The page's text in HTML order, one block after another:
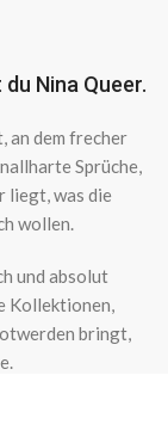
Nina Queer.
an dem frecher
Sprüche,
liegt, was die
wollen.
und absolut
Kollektionen,
bringt,